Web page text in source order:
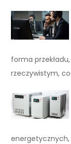
forma
rzeczywistym,
energetycznych,